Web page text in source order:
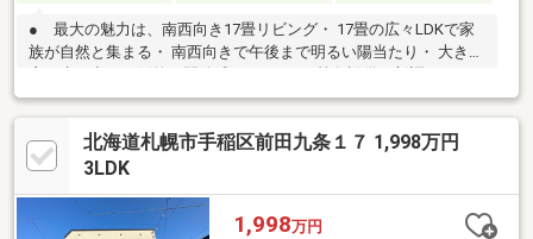
● 最大の魅力は、南西向き17畳リビング・ 17畳の広々LDKで家
族が自然と集まる・ 南西向きで午後まで明るい陽当たり・ 大きな
コン新設で夏も快適・ 給湯器交換済みで安心の新生活・ 当面の修
理・交換費用が不要● 保育園・小学校・中学校、すべて身近で
安心・ 朝の送迎もラクラク・ 低学年のお子様も安心『令和7年9月
リフォーム内容』・システムキッチン・ユニットバス・洗面化粧
北海道札幌市手稲区前田九条１７ 1,998万円
3LDK
1,998万円